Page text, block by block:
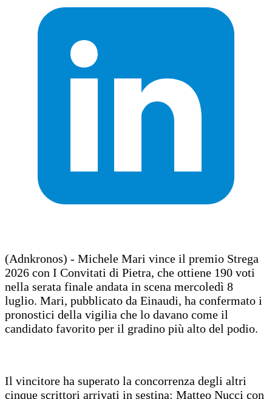
(Adnkronos) - Michele Mari vince il premio Strega
2026 con I Convitati di Pietra, che ottiene 190 voti
nella serata finale andata in scena mercoledì 8
luglio. Mari, pubblicato da Einaudi, ha confermato i
pronostici della vigilia che lo davano come il
candidato favorito per il gradino più alto del podio.
Il vincitore ha superato la concorrenza degli altri
cinque scrittori arrivati in sestina: Matteo Nucci con